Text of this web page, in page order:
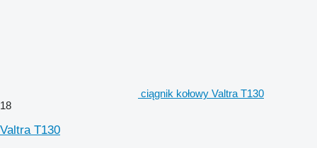
ciągnik kołowy Valtra T130
18
Valtra T130